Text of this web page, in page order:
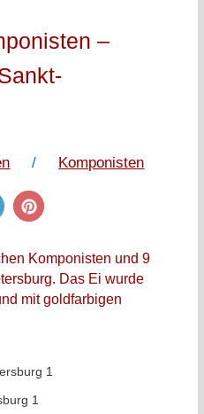
–
/ Komponisten
Komponisten und 9
Das Ei wurde
mit goldfarbigen
1